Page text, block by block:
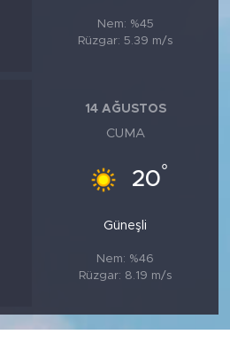
Nem: %45
Rüzgar: 5.39 m/s
14 AĞUSTOS
CUMA
20°
Güneşli
Nem: %46
Rüzgar: 8.19 m/s